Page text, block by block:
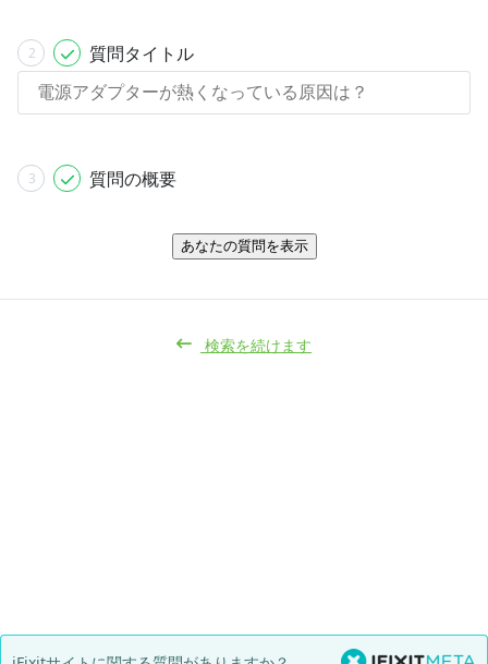
2 質問タイトル
3 質問の概要
あなたの質問を表示
検索を続けます